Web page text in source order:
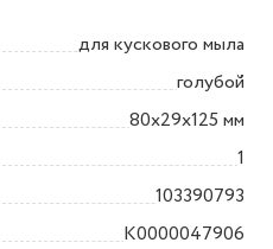
для кускового мыла
голубой
80х29х125 мм
1
103390793
K0000047906